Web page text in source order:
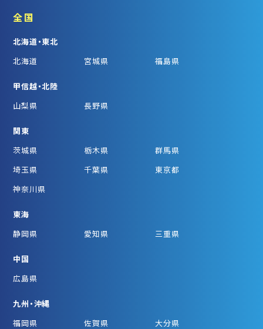
全国
北海道・東北
北海道
宮城県 福島県
甲信越・北陸
山梨県
長野県
関東
茨城県
栃木県
群馬県
埼玉県
千葉県
東京都
神奈川県
東海
静岡県
愛知県 三重県
中国
広島県
九州・沖縄
福岡県
佐賀県 大分県